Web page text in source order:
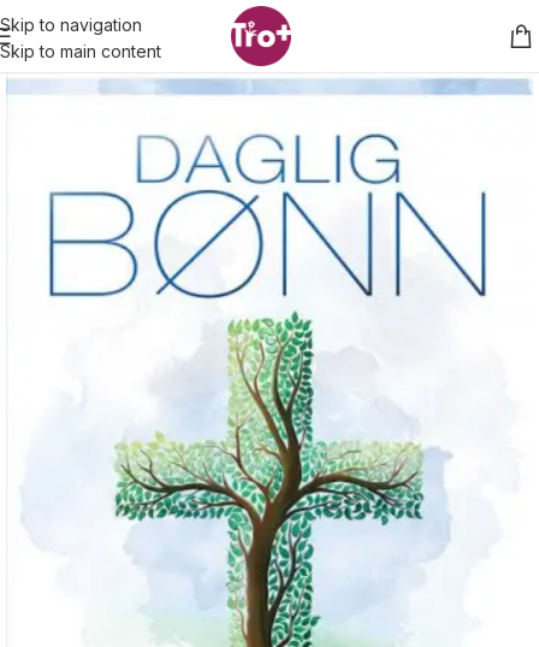
Skip to navigation
Skip to main content